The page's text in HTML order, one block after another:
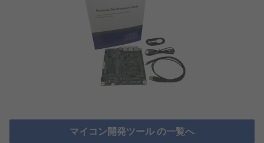
マイコン開発ツール の一覧へ